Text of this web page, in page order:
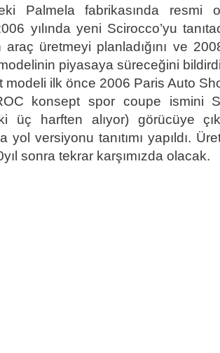
Palmela fabrikasında resmi
yılında yeni Scirocco’yu
araç üretmeyi planladığını ve
piyasaya süreceğini
modeli ilk önce 2006 Paris Auto
konsept spor coupe ismini
üç harften alıyor) görücüye
yol versiyonu tanıtımı yapıldı.
sonra tekrar karşımızda olacak.